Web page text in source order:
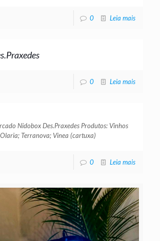
0 Leia mais
0 Leia mais
Nidobox Des.Praxedes Produtos: Vinhos
Terranova; Vinea (cartuxa)
0 Leia mais